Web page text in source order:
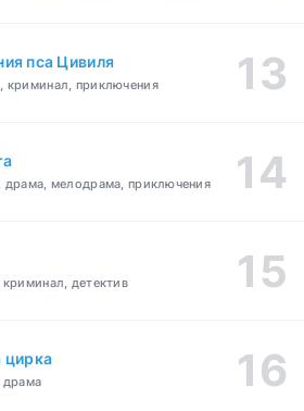
пса Цивиля
криминал, приключения
драма, мелодрама, приключения
детектив
цирка
драма